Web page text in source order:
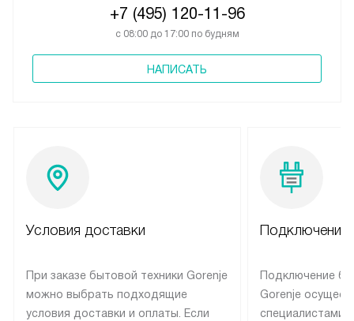
+7 (495) 120-11-96
с 08:00 до 17:00 по будням
НАПИСАТЬ
Условия доставки
При заказе бытовой техники Gorenje
можно выбрать подходящие
условия доставки и оплаты. Если
Подключение
Подключение
Gorenje
специалистами